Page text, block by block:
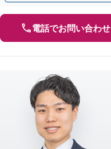
電話でお問い合わせ